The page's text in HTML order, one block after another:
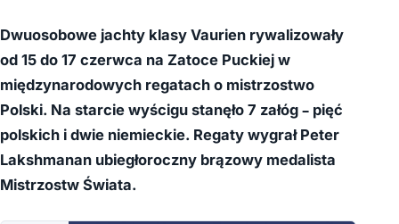
Dwuosobowe jachty klasy Vaurien rywalizowały
od 15 do 17 czerwca na Zatoce Puckiej w
międzynarodowych regatach o mistrzostwo
Polski. Na starcie wyścigu stanęło 7 załóg – pięć
polskich i dwie niemieckie. Regaty wygrał Peter
Lakshmanan ubiegłoroczny brązowy medalista
Mistrzostw Świata.